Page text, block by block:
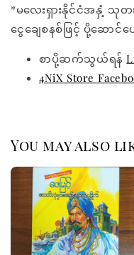
*မလေးရှားနိုင်ငံအနှံ့ သုတ
ငွေချေစနစ်ဖြင့် ပို့ဆောင်
စာပို့ဆက်သွယ်ရန်
4NiX Store
You may also